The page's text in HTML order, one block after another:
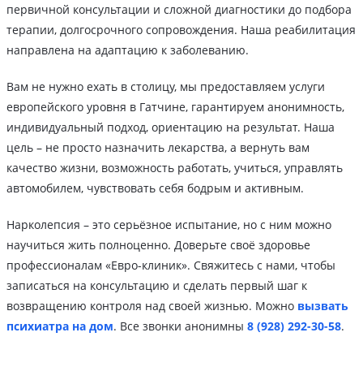
первичной консультации и сложной диагностики до подбора
терапии, долгосрочного сопровождения. Наша реабилитация
направлена на адаптацию к заболеванию.
Вам не нужно ехать в столицу, мы предоставляем услуги
европейского уровня в Гатчине, гарантируем анонимность,
индивидуальный подход, ориентацию на результат. Наша
цель – не просто назначить лекарства, а вернуть вам
качество жизни, возможность работать, учиться, управлять
автомобилем, чувствовать себя бодрым и активным.
Нарколепсия – это серьёзное испытание, но с ним можно
научиться жить полноценно. Доверьте своё здоровье
профессионалам «Евро-клиник». Свяжитесь с нами, чтобы
записаться на консультацию и сделать первый шаг к
возвращению контроля над своей жизнью. Можно вызвать
психиатра на дом. Все звонки анонимны 8 (928) 292-30-58.